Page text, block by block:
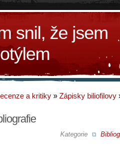
snil, že jsem
a kritiky » Zápisky biliofilovy
Kategorie